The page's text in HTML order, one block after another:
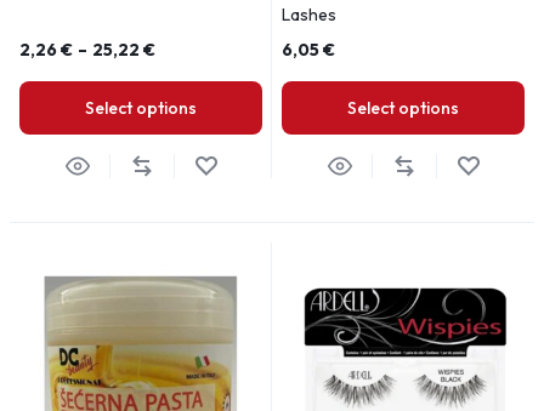
2,26€ – 25,22 €
Select options
Lashes
6,05€
Select options